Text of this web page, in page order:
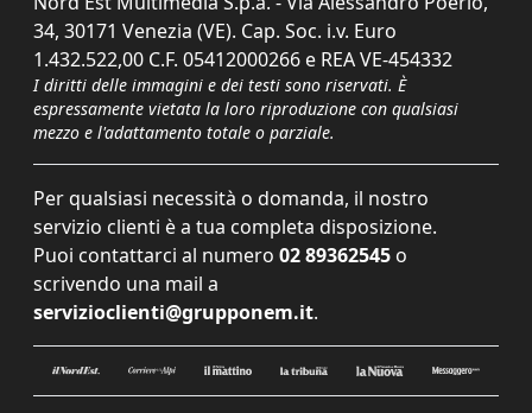
34, 30171 Venezia (VE). Cap. Soc. i.v. Euro
1.432.522,00 C.F. 05412000266 e REA VE-454332
I diritti delle immagini e dei testi sono riservati. È
espressamente vietata la loro riproduzione con qualsiasi
mezzo e l'adattamento totale o parziale.
Per qualsiasi necessità o domanda, il nostro
servizio clienti è a tua completa disposizione.
Puoi contattarci al numero 02 89362545 o
scrivendo una mail a
servizioclienti@grupponem.it.